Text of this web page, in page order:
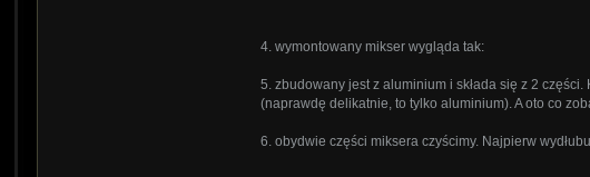
4. wymontowany mikser wygląda tak:
5. zbudowany jest z aluminium i składa się z 2
(naprawdę delikatnie, to tylko aluminium). A oto co
6. obydwie części miksera czyścimy. Najpierw